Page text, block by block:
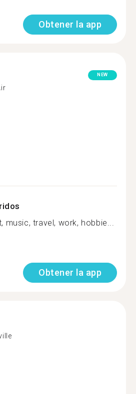
Obtener la app
NEW
music, travel, work, hobbie...
Obtener la app